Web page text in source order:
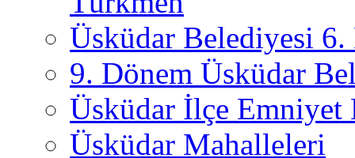
Üsküdar Belediyesi 6.
9. Dönem Üsküdar
Üsküdar İlçe
Üsküdar Mahalleleri